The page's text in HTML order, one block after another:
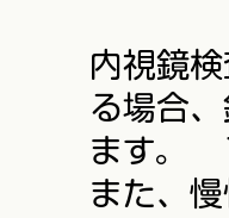
内視鏡
る場合
ます。
また、